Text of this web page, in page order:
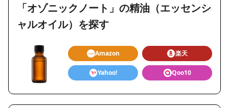
「オゾニックノート」の精油（エッセンシ
ャルオイル）を探す
Amazon 楽天
Yahoo! Qoo10